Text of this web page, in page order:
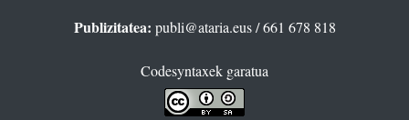
Publizitatea: publi@ataria.eus/ 661 678 818
Codesyntaxek garatua